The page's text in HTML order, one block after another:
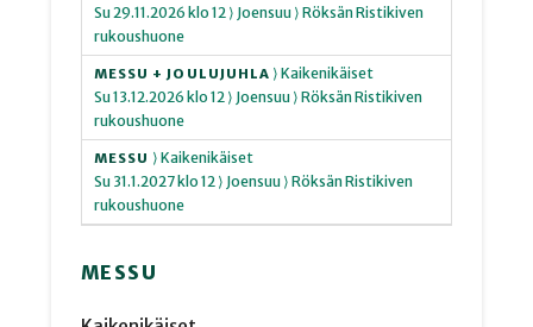
Su29.11.2026 klo 12 ⟩ Joensuu⟩ Röksän Ristikiven
rukoushuone
MESSU + JOULUJUHLA ⟩ Kaikenikäiset
Su13.12.2026 klo 12 ⟩ Joensuu⟩ Röksän Ristikiven
rukoushuone
MESSU ⟩ Kaikenikäiset
Su 31.1.2027 klo 12 ⟩ Joensuu⟩ Röksän Ristikiven
rukoushuone
MESSU